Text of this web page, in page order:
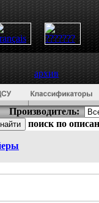
архив
Производитель:
поиск по